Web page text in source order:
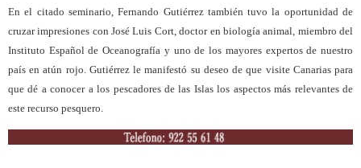
En el citado seminario, Fernando Gutiérrez también tuvo la oportunidad de
cruzar impresiones con José Luis Cort, doctor en biología animal, miembro del
Instituto Español de Oceanografía y uno de los mayores expertos de nuestro
país en atún rojo. Gutiérrez le manifestó su deseo de que visite Canarias para
que dé a conocer a los pescadores de las Islas los aspectos más relevantes de
este recurso pesquero.